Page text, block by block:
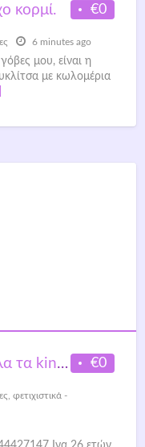
€0
κορμί.
6 minutes ago
μου, είναι η
με κωλομέρια
€0
Στο σεξ με εξιτάρουν και όλα τα kinky παιχνίδια στο κρεβάτι
, φετιχιστικά -